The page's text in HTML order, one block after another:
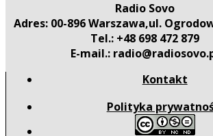
Radio Sovo
Adres: 00-896 Warszawa,ul.
Tel.: +48 698 472 879
E-mail.:
Kontakt
Polityka